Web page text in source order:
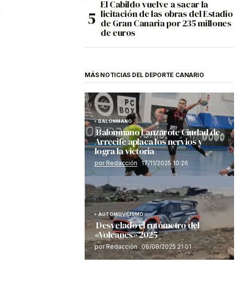
El Cabildo vuelve a sacar la
licitación de las obras del Estadio
de Gran Canaria por 235 millones
de euros
MÁS NOTICIAS DEL DEPORTE CANARIO
BALONMANO
Balonmano Lanzarote Ciudad de
Arrecife aplaca los nervios y
logra la victoria
por Redacción 17/11/2025 10:26
AUTOMOVILISMO
Desvelado el rutómetro del
«Volcanes» 2025
por Redacción 06/08/2025 21:01